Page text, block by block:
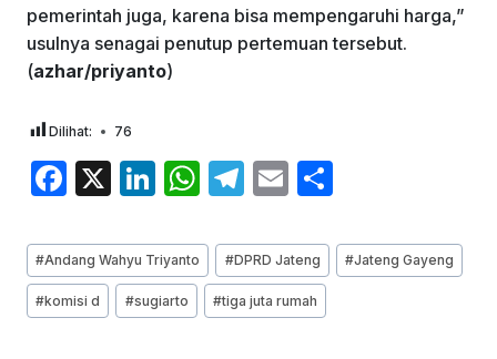
pemerintah juga, karena bisa mempengaruhi harga,”
usulnya senagai penutup pertemuan tersebut.
(azhar/priyanto)
Dilihat: 76
F
c
e
b
X
Li
k
e
dI
W
at
s
A
T
e
gr
a
E
ai
l
ar
e
Post
Tags:
#Andang Wahyu Triyanto #DPRD Jateng #Jateng Gayeng
#komisi d #sugiarto #tiga juta rumah